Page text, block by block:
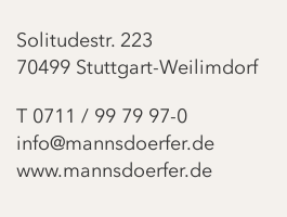
Solitudestr. 223
70499 Stuttgart-Weilimdorf
T 0711 / 99 79 97-0
info@mannsdoerfer.de
www.mannsdoerfer.de